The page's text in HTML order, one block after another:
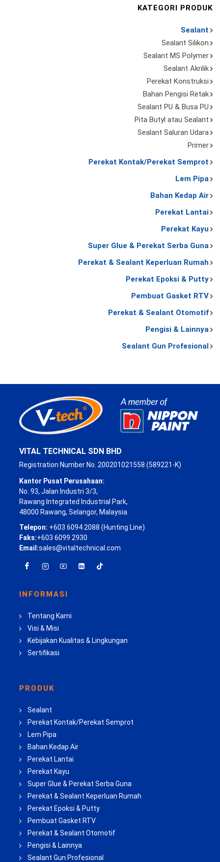
KATEGORI PRODUK
Sealant
Sealant Silikon
Sealant MS Polymer
Sealant Akrilik
Perekat Konstruksi
Bahan Pengisi Retak
Sealant PU & Busa PU
Pita Butyl atau Sealant
Sealant Saluran Udara
Primer
Perekat Kontak/Perekat Semprot
Lem Pipa
Bahan Kedap Air
Perekat Lantai
Perekat Kayu
Super Glue & Perekat Serba Guna
Perekat & Sealant Keperluan Rumah
Perekat Epoksi & Putty
Pembuat Gasket RTV
Perekat & Sealant Otomotif
Pengisi & Lainnya
Sealant Gun Profesional
VITAL TECHNICAL SDN BHD
Registration Number No. 200201021558 (589221-K)
Kantor Pusat Perusahaan:
No. 93, Jalan Industri 3/3,
Rawang Integrated Industrial Park,
48000 Rawang, Selangor, Malaysia.
Telepon: +603 6094 2088 (Hunting Line)
Faks:+603 6099 2930
Email:sales@vitaltechnical.com
INFORMASI
Tentang Kami
Visi & Misi
Kebijakan Kualitas & Lingkungan
Sertifikasi
PRODUK
Sealant
Perekat Kontak/Perekat Semprot
Lem Pipa
Bahan Kedap Air
Perekat Lantai
Perekat Kayu
Super Glue & Perekat Serba Guna
Perekat & Sealant Keperluan Rumah
Perekat Epoksi & Putty
Pembuat Gasket RTV
Perekat & Sealant Otomotif
Pengisi & Lainnya
Sealant Gun Profesional